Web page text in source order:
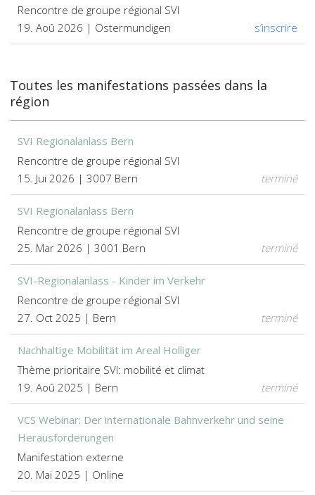
Rencontre de groupe régional SVI
19. Aoû 2026 | Ostermundigen
s’inscrire
Toutes les manifestations passées dans la
région
SVI Regionalanlass Bern
Rencontre de groupe régional SVI
15. Jui 2026 | 3007 Bern
terminé
SVI Regionalanlass Bern
Rencontre de groupe régional SVI
25. Mar 2026 | 3001 Bern
terminé
SVI-Regionalanlass - Kinder im Verkehr
Rencontre de groupe régional SVI
27. Oct 2025 | Bern
terminé
Nachhaltige Mobilität im Areal Holliger
Thème prioritaire SVI: mobilité et climat
19. Aoû 2025 | Bern
terminé
VCS Webinar: Der internationale Bahnverkehr und seine
Herausforderungen
Manifestation externe
20. Mai 2025 | Online